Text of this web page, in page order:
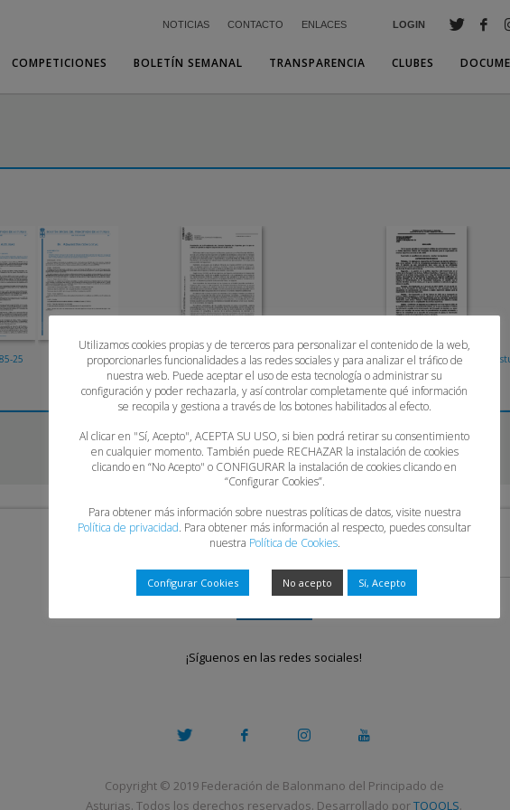
NOTICIAS CONTACTO ENLACES LOGIN
COMPETICIONES BOLETÍN SEMANAL TRANSPARENCIA CLUBES
25 BOPA 78 Convocatoria Ayudas a mujeres deportistas 2025 Subvenciones a Clubs del Principado de
¡Síguenos en las redes sociales!
Copyright © 2019 Federación de Balonmano del Principado de
Asturias. Todos los derechos reservados. Desarrollado porTOOOLS.
Utilizamos cookies propias y de terceros para personalizar el contenido de la web,
proporcionarles funcionalidades a las redes sociales y para analizar el tráfico de
nuestra web. Puede aceptar el uso de esta tecnología o administrar su
configuración y poder rechazarla, y así controlar completamente qué información
se recopila y gestiona a través de los botones habilitados al efecto.
Al clicar en "Sí, Acepto", ACEPTA SU USO, si bien podrá retirar su consentimiento
en cualquier momento. También puede RECHAZAR la instalación de cookies
clicando en “No Acepto" o CONFIGURAR la instalación de cookies clicando en
“Configurar Cookies”.
Para obtener más información sobre nuestras políticas de datos, visite nuestra
Política de privacidad. Para obtener más información al respecto, puedes consultar
nuestra Política de Cookies.
Configurar Cookies No acepto Sí, Acepto